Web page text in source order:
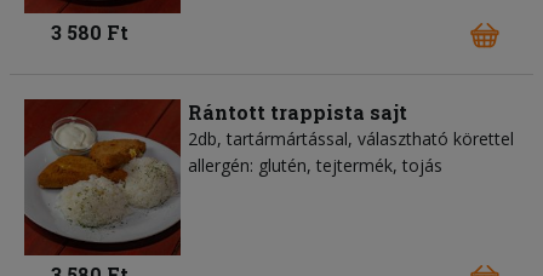
3 580 Ft
Rántott trappista sajt
2db, tartármártással, választható körettel
allergén: glutén, tejtermék, tojás